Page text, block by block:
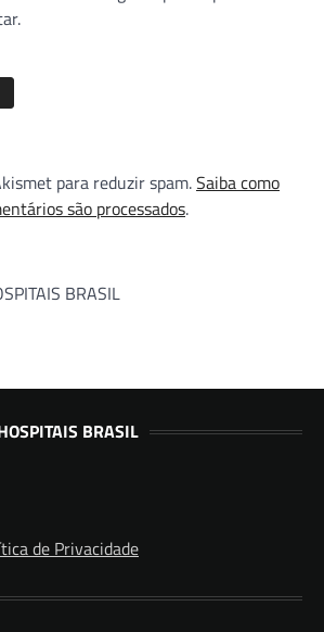
para reduzir spam.Saiba como
são processados.
BRASIL
BRASIL
de Privacidade